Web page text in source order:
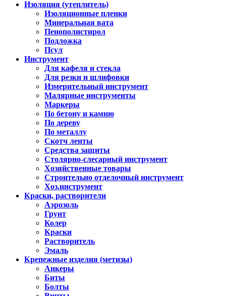
Изоляция (утеплитель)
Изоляционные пленки
Минеральная вата
Пенополистирол
Подложка
Псул
Инструмент
Для кафеля и стекла
Для резки и шлифовки
Измерительный инструмент
Малярные инструменты
Маркеры
По бетону и камню
По дереву
По металлу
Скотч ленты
Средства защиты
Столярно-слесарный инструмент
Хозяйственные товары
Строительно отделочный инструмент
Хоз.инструмент
Краски, растворители
Аэрозоль
Грунт
Колер
Краски
Растворитель
Эмаль
Крепежные изделия (метизы)
Анкеры
Биты
Болты